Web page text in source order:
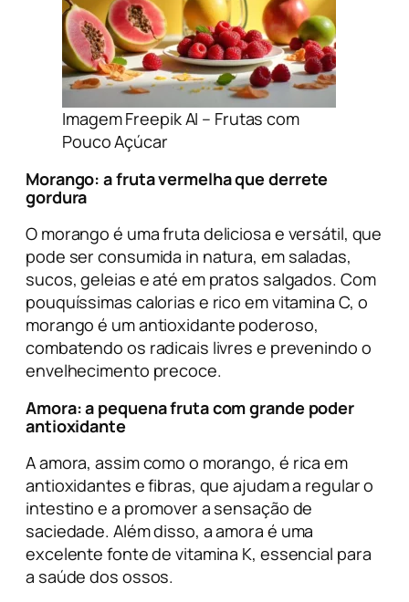
Imagem Freepik AI – Frutas com
Pouco Açúcar
Morango: a fruta vermelha que derrete
gordura
O morango é uma fruta deliciosa e versátil, que
pode ser consumida in natura, em saladas,
sucos, geleias e até em pratos salgados. Com
pouquíssimas calorias e rico em vitamina C, o
morango é um antioxidante poderoso,
combatendo os radicais livres e prevenindo o
envelhecimento precoce.
Amora: a pequena fruta com grande poder
antioxidante
A amora, assim como o morango, é rica em
antioxidantes e fibras, que ajudam a regular o
intestino e a promover a sensação de
saciedade. Além disso, a amora é uma
excelente fonte de vitamina K, essencial para
a saúde dos ossos.